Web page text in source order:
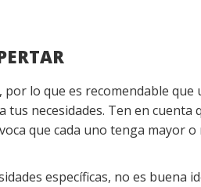
, por lo que es recomendable
tus necesidades. Ten en cuenta
que cada uno tenga mayor
específicas, no es buena